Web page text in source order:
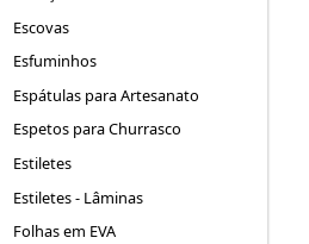
Escovas
Esfuminhos
Espátulas para Artesanato
Espetos para Churrasco
Estiletes
Estiletes - Lâminas
Folhas em EVA